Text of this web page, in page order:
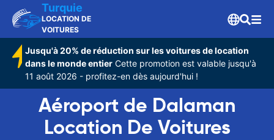
Turquie
LOCATION DE
VOITURES
Jusqu'à 20% de réduction sur les voitures de location
dans le monde entier Cette promotion est valable jusqu'à
11 août 2026 - profitez-en dès aujourd'hui !
Aéroport de Dalaman
Location De Voitures